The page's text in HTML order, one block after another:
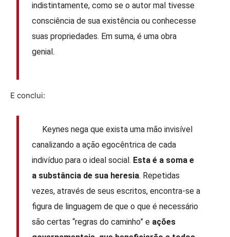
indistintamente, como se o autor mal tivesse
consciência de sua existência ou conhecesse
suas propriedades. Em suma, é uma obra
genial.
E conclui:
Keynes nega que exista uma mão invisível
canalizando a ação egocêntrica de cada
indivíduo para o ideal social. Esta é a soma e
a substância de sua heresia. Repetidas
vezes, através de seus escritos, encontra-se a
figura de linguagem de que o que é necessário
são certas “regras do caminho” e ações